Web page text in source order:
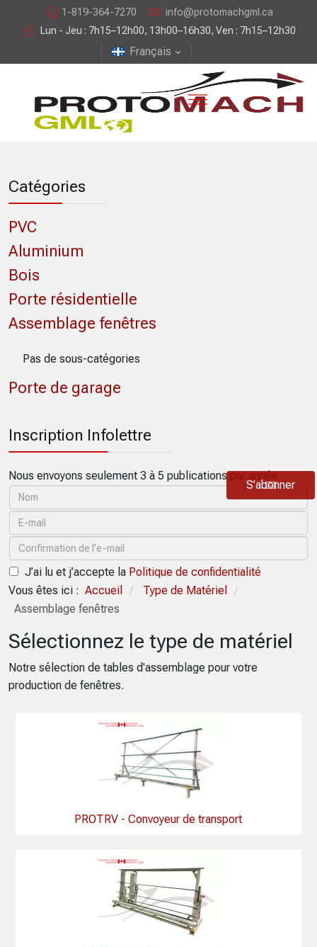
1-819-364-7270
info@protomachgml.ca
Lun - Jeu : 7h15–12h00, 13h00–16h30, Ven : 7h15–12h30
Français
Catégories
PVC
Aluminium
Bois
Porte résidentielle
Assemblage fenêtres
Pas de sous-catégories
Porte de garage
Inscription Infolettre
Nous envoyons seulement 3 à 5 publications par année.
J’ai lu et j’accepte la Politique de confidentialité
S’abonner
Vous êtes ici : Accueil / Type de Matériel
/
Assemblage fenêtres
Sélectionnez le type de matériel
Notre sélection de tables d'assemblage pour votre
production de fenêtres.
PROTRV - Convoyeur de transport